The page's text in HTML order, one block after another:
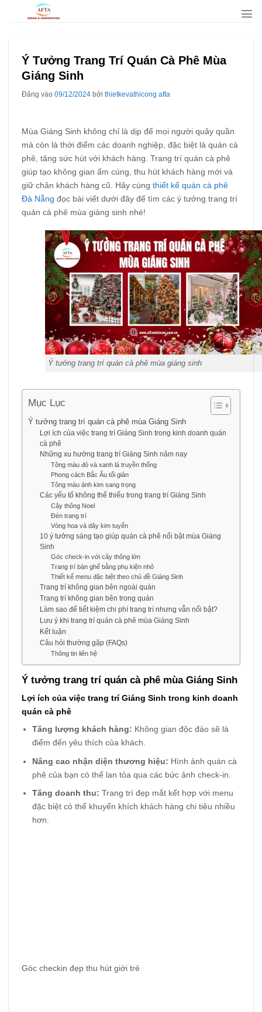
Ý Tưởng Trang Trí Quán Cà Phê Mùa
Giáng Sinh
Đăng vào 09/12/2024 bởi thietkevathicong afta
Mùa Giáng Sinh không chỉ là dịp để mọi người quây quần
mà còn là thời điểm các doanh nghiệp, đặc biệt là quán cà
phê, tăng sức hút với khách hàng. Trang trí quán cà phê
giúp tạo không gian ấm cúng, thu hút khách hàng mới và
giữ chân khách hàng cũ. Hãy cùng thiết kế quán cà phê
Đà Nẵng đọc bài viết dưới đây để tìm các ý tưởng trang trí
quán cà phê mùa giáng sinh nhé!
Ý tưởng trang trí quán cà phê mùa giáng sinh
Mục Lục
Ý tưởng trang trí quán cà phê mùa Giáng Sinh
Lợi ích của việc trang trí Giáng Sinh trong kinh doanh quán
cà phê
Những xu hướng trang trí Giáng Sinh năm nay
Tông màu đỏ và xanh lá truyền thống
Phong cách Bắc Âu tối giản
Tông màu ánh kim sang trọng
Các yếu tố không thể thiếu trong trang trí Giáng Sinh
Cây thông Noel
Đèn trang trí
Vòng hoa và dây kim tuyến
10 ý tưởng sáng tạo giúp quán cà phê nổi bật mùa Giáng
Sinh
Góc check-in với cây thông lớn
Trang trí bàn ghế bằng phụ kiện nhỏ
Thiết kế menu đặc biệt theo chủ đề Giáng Sinh
Trang trí không gian bên ngoài quán
Trang trí không gian bên trong quán
Làm sao để tiết kiệm chi phí trang trí nhưng vẫn nổi bật?
Lưu ý khi trang trí quán cà phê mùa Giáng Sinh
Kết luận
Câu hỏi thường gặp (FAQs)
Thông tin liên hệ
Ý tưởng trang trí quán cà phê mùa Giáng Sinh
Lợi ích của việc trang trí Giáng Sinh trong kinh doanh
quán cà phê
Tăng lượng khách hàng: Không gian độc đáo sẽ là
điểm đến yêu thích của khách.
Nâng cao nhận diện thương hiệu: Hình ảnh quán cà
phê của bạn có thể lan tỏa qua các bức ảnh check-in.
Tăng doanh thu: Trang trí đẹp mắt kết hợp với menu
đặc biệt có thể khuyến khích khách hàng chi tiêu nhiều
hơn.
Góc checkin đẹp thu hút giới trẻ